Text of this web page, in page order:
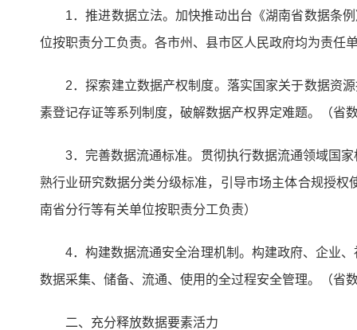
1．推进数据立法。加快推动出台《湖南省数据条
位按职责分工负责。各市州、县市区人民政府均为责任
2．探索建立数据产权制度。落实国家关于数据资
素登记存证等系列制度，破解数据产权界定难题。（省
3．完善数据流通标准。贯彻执行数据流通领域国
熟行业研究数据分类分级标准，引导市场主体合规授
南省分行等有关单位按职责分工负责）
4．构建数据流通安全治理机制。构建政府、企业
数据采集、储备、流通、使用的全过程安全管理。（省
二、充分释放数据要素活力